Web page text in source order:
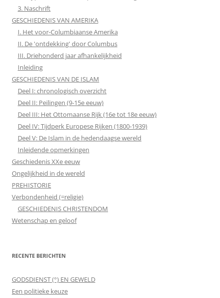
3. Naschrift
GESCHIEDENIS VAN AMERIKA
I. Het voor-Columbiaanse Amerika
II. De 'ontdekking' door Columbus
III. Driehonderd jaar afhankelijkheid
Inleiding
GESCHIEDENIS VAN DE ISLAM
Deel I: chronologisch overzicht
Deel II: Peilingen (9-15e eeuw)
Deel III: Het Ottomaanse Rijk (16e tot 18e eeuw)
Deel IV: Tijdperk Europese Rijken (1800-1939)
Deel V: De Islam in de hedendaagse wereld
Inleidende opmerkingen
Geschiedenis XXe eeuw
Ongelijkheid in de wereld
PREHISTORIE
Verbondenheid (=religie)
GESCHIEDENIS CHRISTENDOM
Wetenschap en geloof
RECENTE BERICHTEN
GODSDIENST (°) EN GEWELD
Een politieke keuze